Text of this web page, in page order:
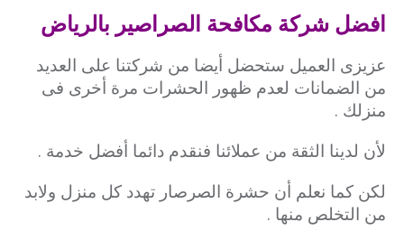
افضل شركة مكافحة الصراصير بالرياض
عزيزى العميل ستحضل أيضا من شركتنا على العديد
من الضمانات لعدم ظهور الحشرات مرة أخرى فى
منزلك .
لأن لدينا الثقة من عملائنا فنقدم دائما أفضل خدمة .
لكن كما نعلم أن حشرة الصرصار تهدد كل منزل ولابد
من التخلص منها .